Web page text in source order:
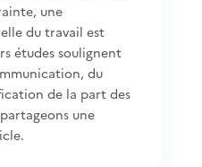
une
du travail est
études soulignent
du
de la part des
une